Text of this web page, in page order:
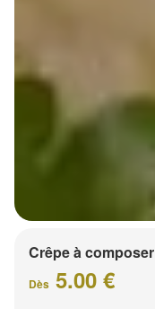
Crêpe à composer
Dès 5.00 €